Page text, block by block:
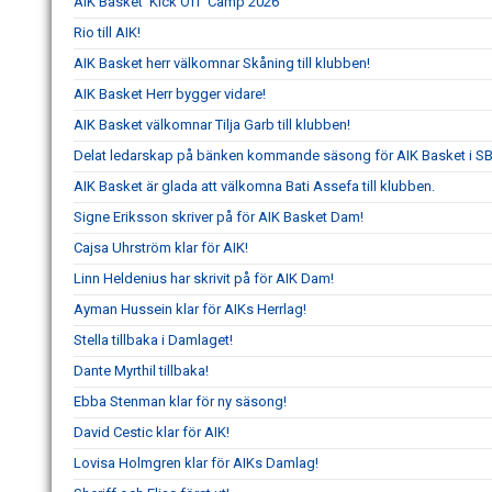
Rio till AIK!
AIK Basket herr välkomnar Skåning till klubben!
AIK Basket Herr bygger vidare!
AIK Basket välkomnar Tilja Garb till klubben!
Delat ledarskap på bänken kommande säsong för AIK Basket i
AIK Basket är glada att välkomna Bati Assefa till klubben.
Signe Eriksson skriver på för AIK Basket Dam!
Cajsa Uhrström klar för AIK!
Linn Heldenius har skrivit på för AIK Dam!
Ayman Hussein klar för AIKs Herrlag!
Stella tillbaka i Damlaget!
Dante Myrthil tillbaka!
Ebba Stenman klar för ny säsong!
David Cestic klar för AIK!
Lovisa Holmgren klar för AIKs Damlag!